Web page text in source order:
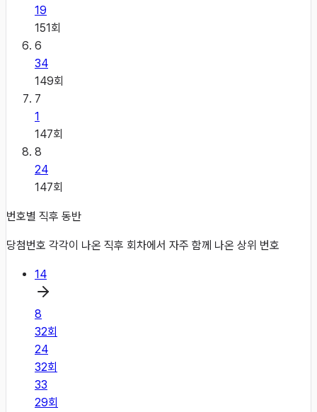
19
151회
6
34
149회
7
1
147회
8
24
147회
번호별 직후 동반
당첨번호 각각이 나온 직후 회차에서 자주 함께 나온 상위 번호
14
8
32회
24
32회
33
29회